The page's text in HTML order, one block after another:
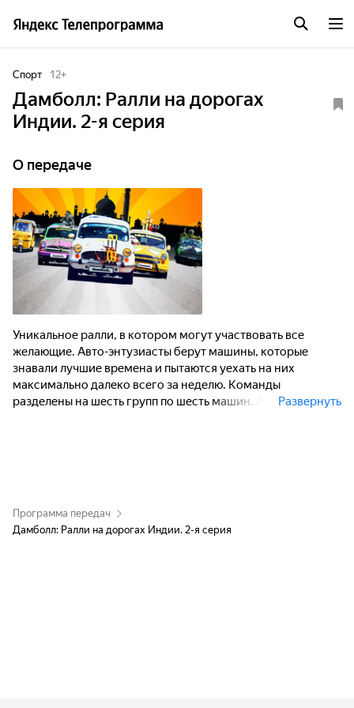
Спорт 12+
Дамболл: Ралли на дорогах
Индии. 2-я серия
О передаче
Уникальное ралли, в котором могут участвовать все
желающие. Авто-энтузиасты берут машины, которые
знавали лучшие времена и пытаются уехать на них
максимально далеко всего за неделю. Команды
разделены на шесть групп по шесть машин. Лучшая из них
Развернуть
Программа передач
Дамболл: Ралли на дорогах Индии. 2-я серия